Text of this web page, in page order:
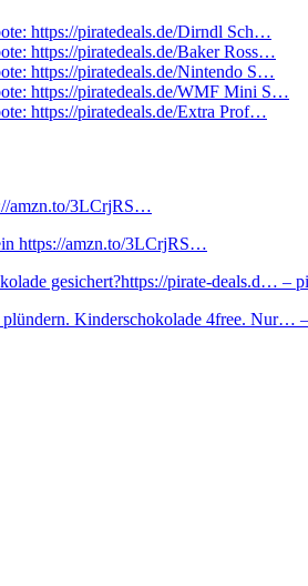
https://piratedeals.de/Dirndl Sch…
https://piratedeals.de/Baker Ross…
https://piratedeals.de/Nintendo S…
https://piratedeals.de/WMF Mini S…
https://piratedeals.de/Extra Prof…
amzn.to/3LCrjRS…
https://amzn.to/3LCrjRS…
gesichert?https://pirate-deals.d… –
plündern. Kinderschokolade 4free. Nur…